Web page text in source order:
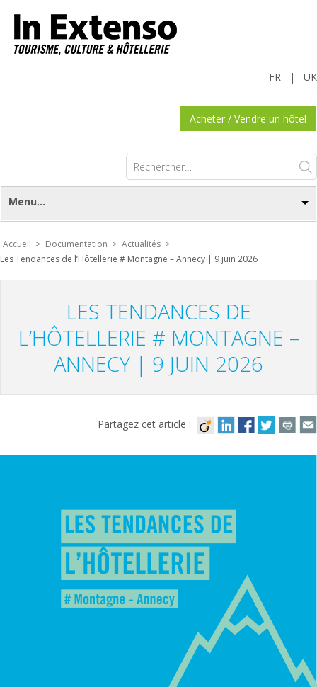
UK
|
FR
Acheter / Vendre un hôtel
Rechercher :
Menu...
Accueil > Documentation > Actualités >
Les Tendances de l’Hôtellerie # Montagne – Annecy | 9 juin 2026
LES TENDANCES DE
L’HÔTELLERIE # MONTAGNE –
ANNECY | 9 JUIN 2026
Partagez cet article :